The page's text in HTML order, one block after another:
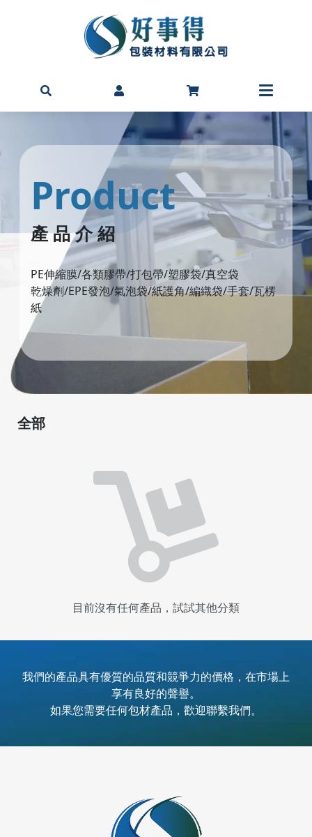
Product
產 品 介 紹
PE伸縮膜/各類膠帶/打包帶/塑膠袋/真空袋
乾燥劑/EPE發泡/氣泡袋/紙護角/編織袋/手套/瓦楞
紙
目前沒有任何產品，試試其他分類
全部
我們的產品具有優質的品質和競爭力的價格，在市場上
享有良好的聲譽。
如果您需要任何包材產品，歡迎聯繫我們。